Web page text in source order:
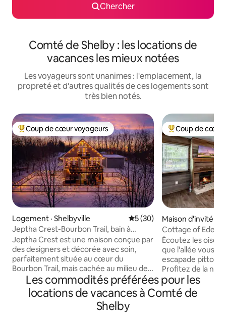
Chercher
Comté de Shelby : les locations de
vacances les mieux notées
Les voyageurs sont unanimes : l'emplacement, la
propreté et d'autres qualités de ces logements sont
très bien notés.
Coup de cœur voyageurs parmi les plus aimés
Coup de cœur voyageurs
Logement · Shelbyville Note moyenne de 5 sur 5,
5 (30)
Jeptha Crest-Bourbon Trail, bain à
remous, sauna, chiens acceptés
Jeptha Crest est une maison conçue par
des designers et décorée avec soin,
parfaitement située au cœur du
Bourbon Trail, mais cachée au milieu des
arbres et des paysages naturels. Bien
qu’il soit situé au centre, on a
l’impression d’être dans une forêt
privée, où l’on profite d’une intimité et
Coup de cœur
Coup de cœur
Maison d'invité ·
Cottage of Eden.
bourbon dans le
Écoutez les
que l'allée vous
escapade
Profitez de la
entouré d'arbres,
poulailler et d'un
depuis la
Les commodités préférées pour les
locations de vacances à Comté de
Shelby